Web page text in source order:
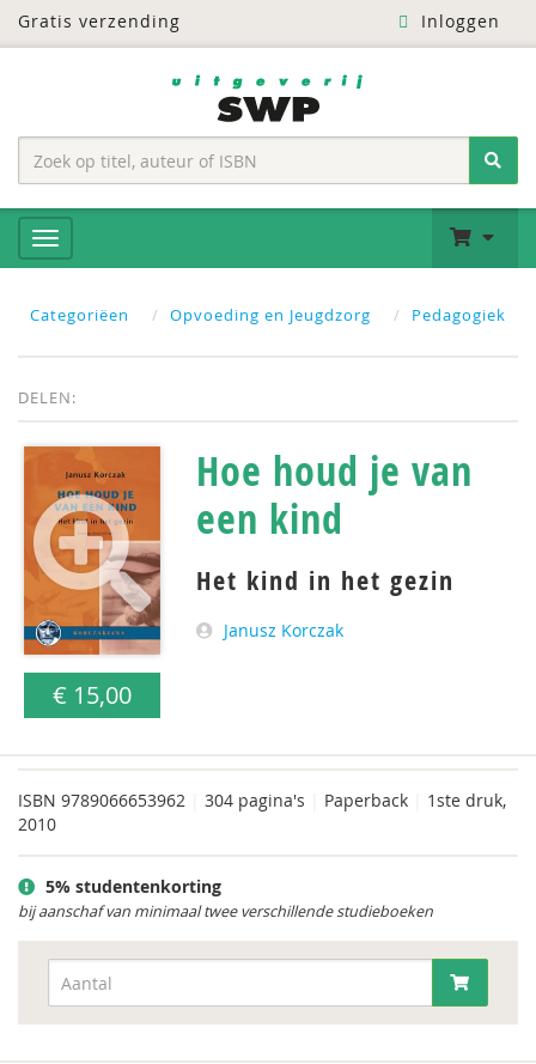
Gratis verzending Inloggen
Categoriëen Opvoeding en Jeugdzorg Pedagogiek
DELEN:
€ 15,00
Hoe houd je van
een kind
Het kind in het gezin
Janusz Korczak
ISBN 9789066653962 304 pagina's Paperback
1ste druk,
2010
5% studentenkorting
bij aanschaf van minimaal twee verschillende studieboeken